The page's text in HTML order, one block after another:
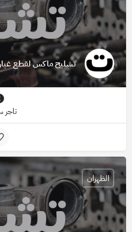
تشليح ماكس لقطع
تاجر
الظهران